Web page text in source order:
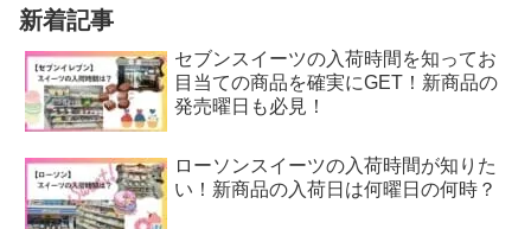
新着記事
セブンスイーツの入荷時間を知ってお
目当ての商品を確実にGET！新商品の
発売曜日も必見！
ローソンスイーツの入荷時間が知りた
い！新商品の入荷日は何曜日の何時？